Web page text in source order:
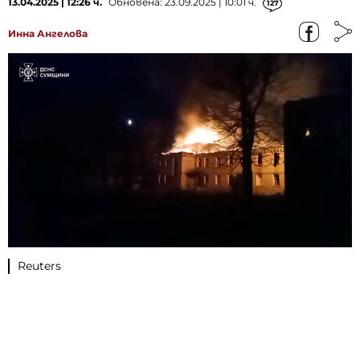
127
Инна Ангелова
Reuters